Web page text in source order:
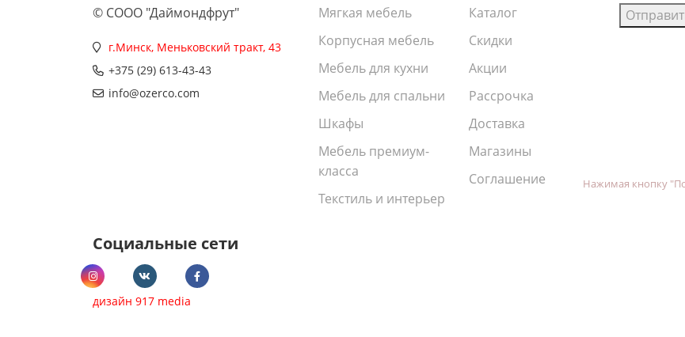
© СООО "Даймондфрут"
г.Минск, Меньковский тракт, 43
+375 (29) 613-43-43
info@ozerco.com
Мягкая мебель
Корпусная мебель
Мебель для кухни
Мебель для спальни
Шкафы
Мебель премиум-
класса
Текстиль и интерьер
Каталог
Скидки
Акции
Рассрочка
Доставка
Магазины
Соглашение
Нажимая кнопку
Социальные сети
дизайн 917 media